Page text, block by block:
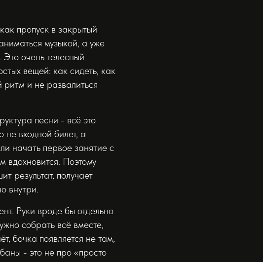
пропуск в закрытый
музыкой, а уже
очень телесный
вещей: как сидеть, как
ритм и не развалиться
песни - всё это
не входной билет, а
начать первое занятие с
вдохновится. Поэтому
результат, получает
внутри.
Руки вроде бы отдельно
собрать всё вместе,
бочка появляется не там,
- это не про «просто